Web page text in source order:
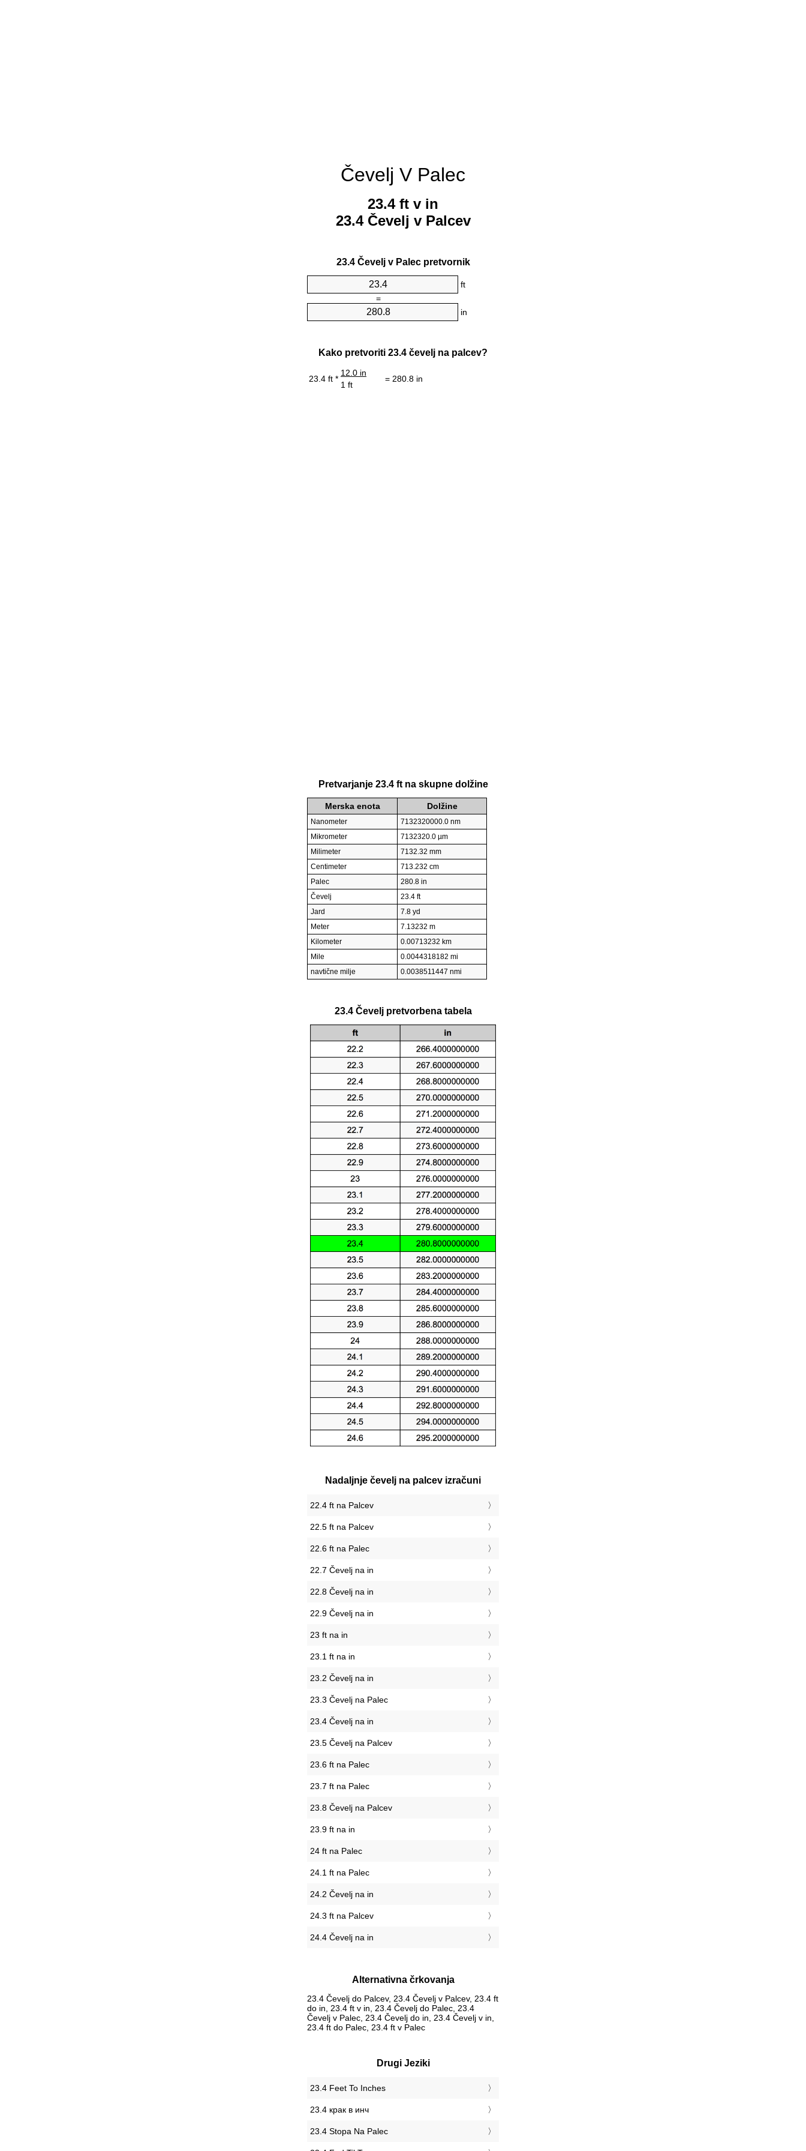
Čevelj V Palec
23.4 ft v in
23.4 Čevelj v Palcev
23.4 Čevelj v Palec pretvornik
ft
=
in
Kako pretvoriti 23.4 čevelj na palcev?
23.4 ft *
12.0 in
= 280.8 in
1 ft
Pretvarjanje 23.4 ft na skupne dolžine
Merska enota Dolžine
Nanometer
7132320000.0 nm
Mikrometer
7132320.0 µm
Milimeter
7132.32 mm
Centimeter
713.232 cm
Palec
280.8 in
Čevelj
23.4 ft
Jard
7.8 yd
Meter
7.13232 m
Kilometer
0.00713232 km
Mile
0.0044318182 mi
navtične milje
0.0038511447 nmi
23.4 Čevelj pretvorbena tabela
Nadaljnje čevelj na palcev izračuni
22.4 ft na Palcev
22.5 ft na Palcev
22.6 ft na Palec
22.7 Čevelj na in
22.8 Čevelj na in
22.9 Čevelj na in
23 ft na in
23.1 ft na in
23.2 Čevelj na in
23.3 Čevelj na Palec
23.4 Čevelj na in
23.5 Čevelj na Palcev
23.6 ft na Palec
23.7 ft na Palec
23.8 Čevelj na Palcev
23.9 ft na in
24 ft na Palec
24.1 ft na Palec
24.2 Čevelj na in
24.3 ft na Palcev
24.4 Čevelj na in
Alternativna črkovanja
23.4 Čevelj do Palcev, 23.4 Čevelj v Palcev, 23.4 ft
do in, 23.4 ft v in, 23.4 Čevelj do Palec, 23.4
Čevelj v Palec, 23.4 Čevelj do in, 23.4 Čevelj v in,
23.4 ft do Palec, 23.4 ft v Palec
Drugi Jeziki
‎23.4 Feet To Inches
‎23.4 крак в инч
‎23.4 Stopa Na Palec